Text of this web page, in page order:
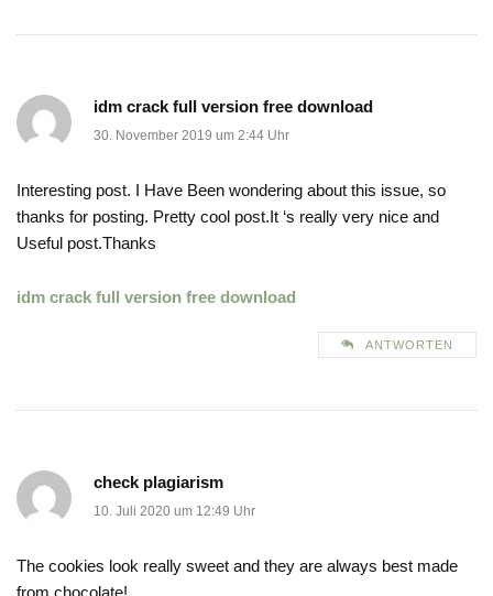
idm crack full version free download
30. November 2019 um 2:44 Uhr
Interesting post. I Have Been wondering about this issue, so
thanks for posting. Pretty cool post.It ‘s really very nice and
Useful post.Thanks
idm crack full version free download
ANTWORTEN
check plagiarism
10. Juli 2020 um 12:49 Uhr
The cookies look really sweet and they are always best made
from chocolate!